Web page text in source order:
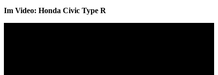
Im Video: Honda Civic Type R